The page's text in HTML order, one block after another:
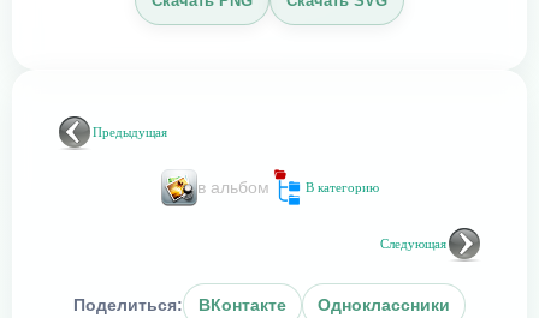
Предыдущая
в альбом В категорию
Следующая
Поделиться: ВКонтакте Одноклассники